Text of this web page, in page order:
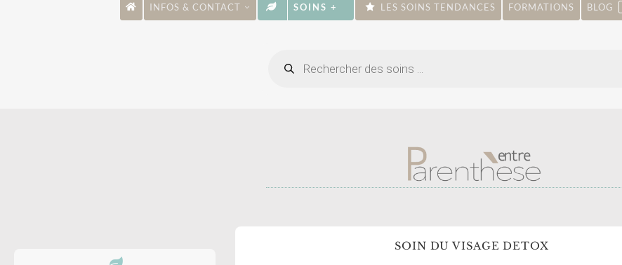
INFOS & CONTACT SOINS + LES SOINS TENDANCES FORMATIONS BLOG
SOIN DU VISAGE DETOX